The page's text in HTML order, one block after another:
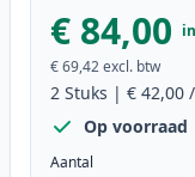
€ 84,00
€ 69,42excl. btw
2 Stuks | € 42,00
Op voorraad
Aantal